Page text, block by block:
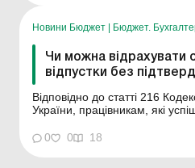
Новини Бюджет | Бюджет.
Чи можна відрахувати
відпустки без
Відповідно до статті 216
України, працівникам, які
передвищої, вищої освіти з
навчання, надаються
0 0 18